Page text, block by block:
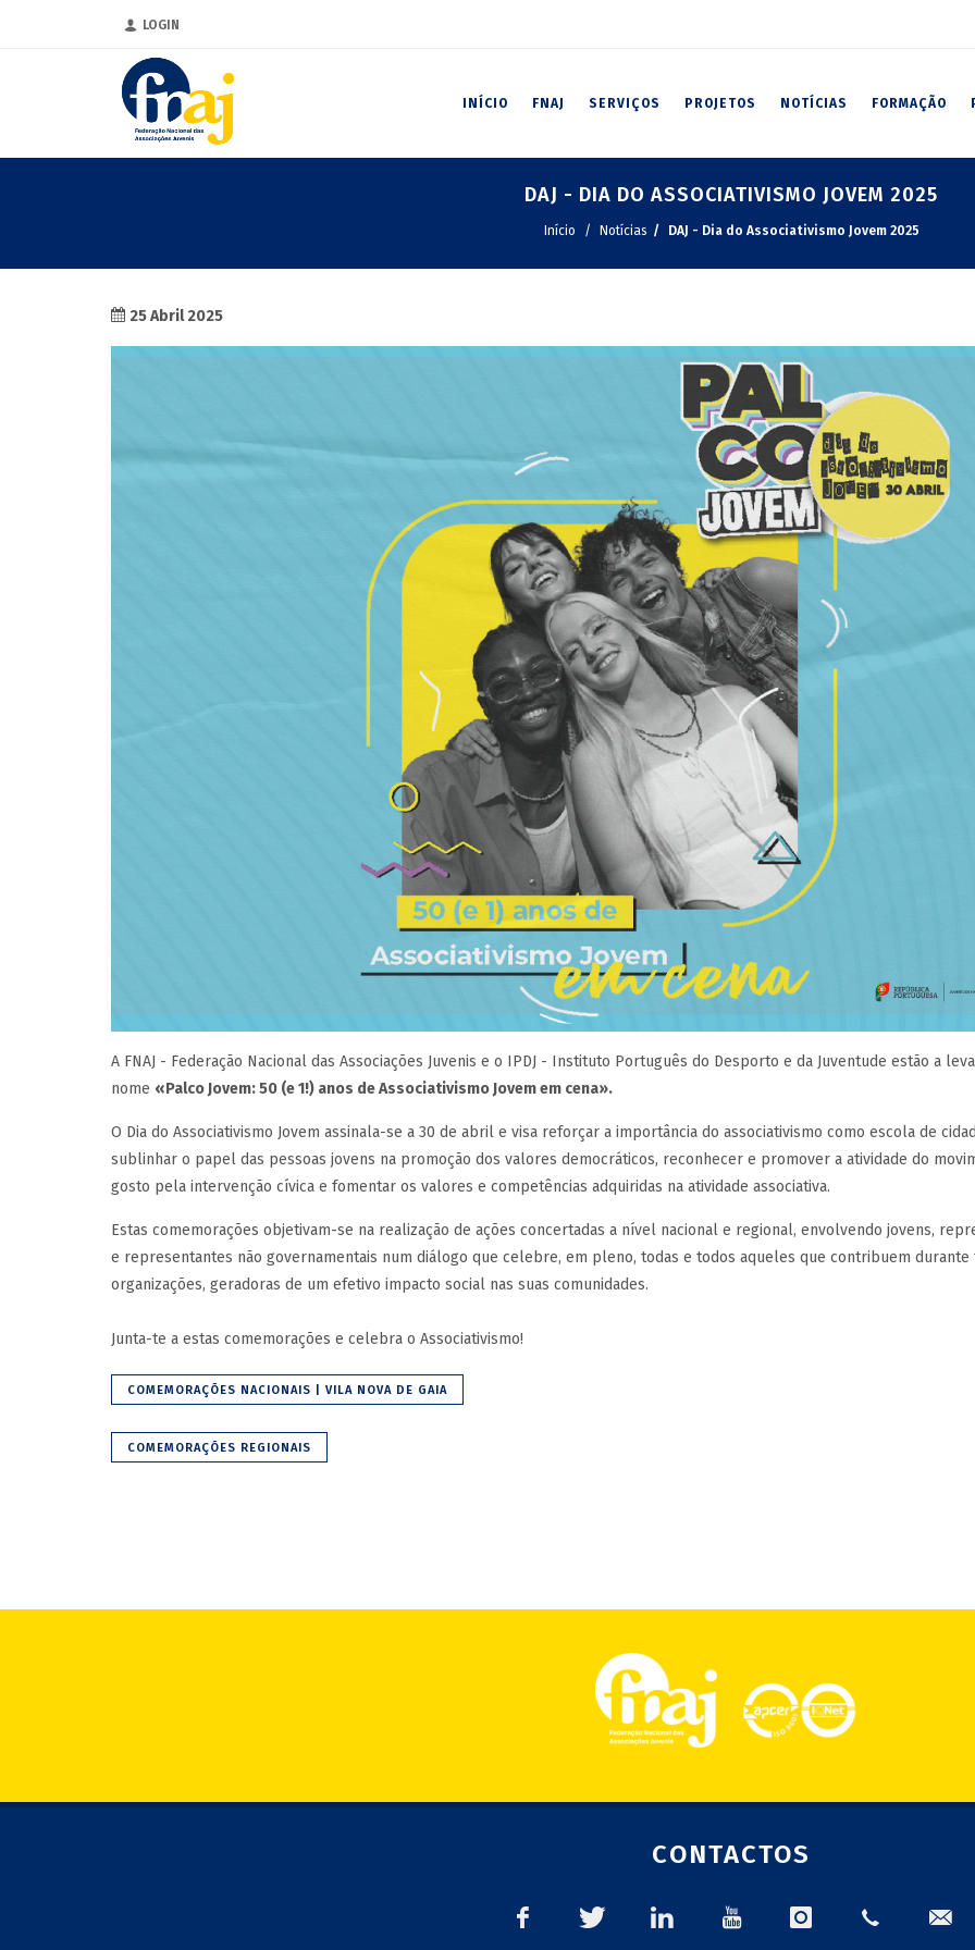
LOGIN
INÍCIO FNAJ SERVIÇOS PROJETOS NOTÍCIAS FORMAÇÃO
DAJ - DIA DO ASSOCIATIVISMO JOVEM 2025
Início Notícias DAJ - Dia do Associativismo Jovem 2025
25 Abril 2025
A FNAJ - Federação Nacional das Associações Juvenis e o IPDJ - Instituto Português do Desporto e da Juventude estão a
nome «Palco Jovem: 50 (e 1!) anos de Associativismo Jovem em cena».
O Dia do Associativismo Jovem assinala-se a 30 de abril e visa reforçar a importância do associativismo como escola de
sublinhar o papel das pessoas jovens na promoção dos valores democráticos, reconhecer e promover a atividade do
gosto pela intervenção cívica e fomentar os valores e competências adquiridas na atividade associativa.
Estas comemorações objetivam-se na realização de ações concertadas a nível nacional e regional, envolvendo jovens,
e representantes não governamentais num diálogo que celebre, em pleno, todas e todos aqueles que contribuem durante
organizações, geradoras de um efetivo impacto social nas suas comunidades.
Junta-te a estas comemorações e celebra o Associativismo!
COMEMORAÇÕES NACIONAIS | VILA NOVA DE GAIA
COMEMORAÇÕES REGIONAIS
CONTACTOS